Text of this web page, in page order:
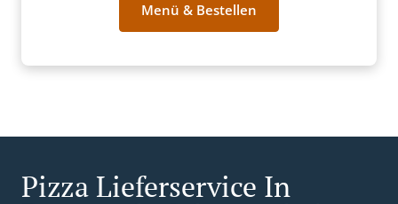
Menü & Bestellen
Pizza Lieferservice In